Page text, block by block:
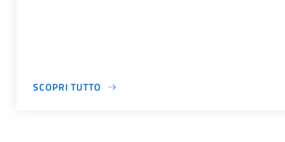
SCOPRI TUTTO